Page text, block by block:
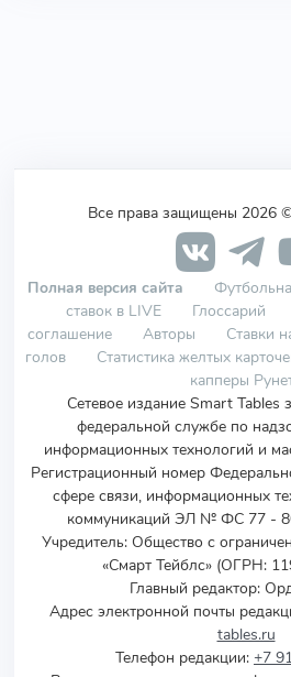
Все права защищены 2026
Полная версия сайта
ставок в LIVE
Глоссарий
соглашение
Авторы Ставки
голов
Статистика желтых
капперы
Сетевое издание Smart Tables
федеральной службе по
информационных технологий и
Регистрационный номер
сфере связи, информационных
коммуникаций ЭЛ № ФС 77 -
Учредитель: Общество с
«Смарт Тейблс» (ОГРН:
Главный редактор:
Адрес электронной почты
tables.ru
Телефон редакции: +7